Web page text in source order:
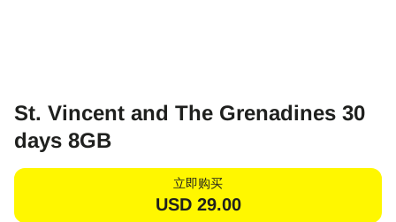
St. Vincent and The Grenadines 30
days 8GB
立即购买
USD 29.00